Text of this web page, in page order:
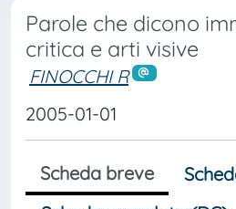
Parole che dicono
critica e arti visive
FINOCCHI R
2005-01-01
Scheda breve